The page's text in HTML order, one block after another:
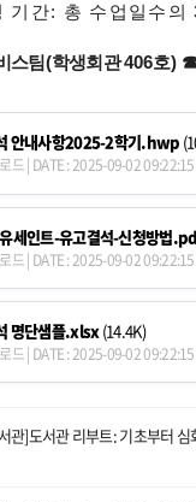
기간: 총 수업일수의
스팀(학생회관406호)
안내사항2025-2학기.hwp
드 | DATE : 2025-09-02 09:22:15
세인트-유고결석-신청방법
드 | DATE : 2025-09-02 09:22:15
명단샘플.xlsx(14.4K)
드 | DATE : 2025-09-02 09:22:15
관]도서관 리부트: 기초부터